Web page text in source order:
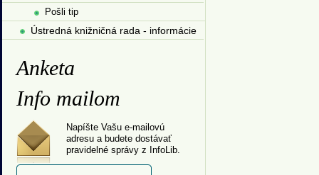
Pošli tip
Ústredná knižničná rada - informácie
Anketa
Info mailom
Napíšte Vašu e-mailovú
adresu a budete dostávať
pravidelné správy z InfoLib.